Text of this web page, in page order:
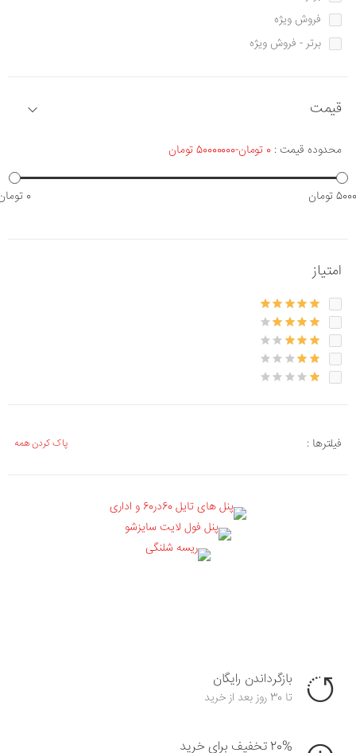
فروش ویژه
برتر - فروش ویژه
قیمت
محدوده قیمت :0 تومان-50000000 تومان
0 تومان تومان
امتیاز
فیلترها : پاک کردن همه
بازگرداندن رایگان
تا 30 روز بعد از خرید
20% تخفیف برای خرید